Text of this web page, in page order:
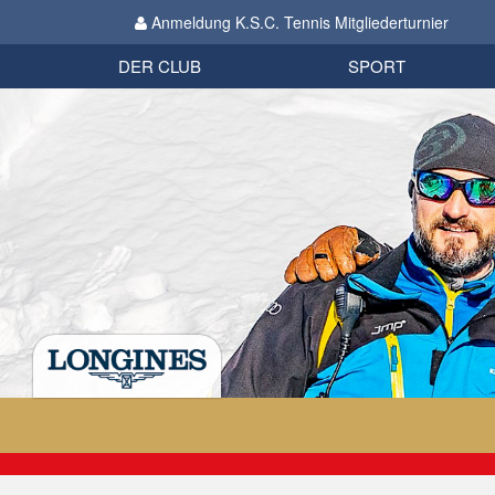
Anmeldung K.S.C. Tennis Mitgliederturnier
DER CLUB
Organisation
SPORT
Biathlon
Datenschutzverordnung 2018
Impressum